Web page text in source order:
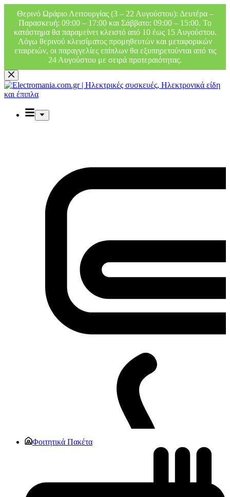
Θερινό Ωράριο Λειτουργίας (3 – 22 Αυγούστου): Δευτέρα –
Παρασκευή: 09:00 – 17:00 και Σάββατο: 09:00 – 15:00. Το
κατάστημα θα παραμείνει κλειστό από 10 έως 15 Αυγούστου.
Λόγω θερινού κλεισίματος προμηθευτών και μεταφορικών
εταιρειών, οι παραγγελίες επίπλων θα εξυπηρετούνται από τις
24 Αυγούστου με σειρά προτεραιότητας.
Μετάβαση
στο
περιεχόμενο
Φοιτητικά Πακέτα